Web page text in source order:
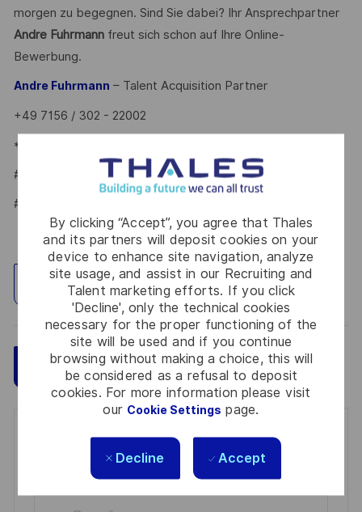
By clicking “Accept”, you agree that Thales
and its partners will deposit cookies on your
device to enhance site navigation, analyze
site usage, and assist in our Recruiting and
Talent marketing efforts. If you click
'Decline', only the technical cookies
necessary for the proper functioning of the
site will be used and if you continue
browsing without making a choice, this will
be considered as a refusal to deposit
cookies. For more information please visit
our Cookie Settings page.
Decline Accept
morgen zu begegnen. Sind Sie dabei? Ihr Ansprechpartner
Andre Fuhrmannfreut sich schon auf Ihre Online-
Bewerbung.
Andre Fuhrmann – Talent Acquisition Partner
+49 7156 / 302 - 22002
*Human Intelligence
#LI-AF1
#LI-ONSITE
Explore Location
Apply Now Save
Get notified for similar jobs
You'll receive updates once a week